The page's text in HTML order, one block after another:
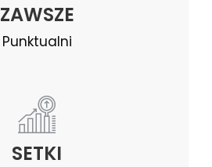
ZAWSZE
Punktualni
SETKI